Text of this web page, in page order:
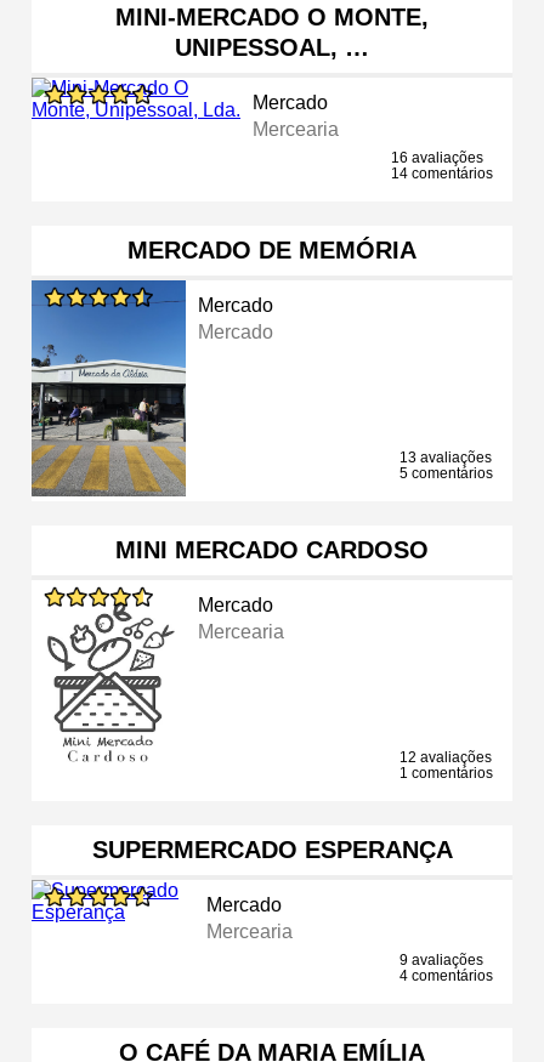
MINI-MERCADO O MONTE,
UNIPESSOAL, …
Mercado
Mercearia
16 avaliações
14 comentários
MERCADO DE MEMÓRIA
Mercado
Mercado
13 avaliações
5 comentários
MINI MERCADO CARDOSO
Mercado
Mercearia
12 avaliações
1 comentários
SUPERMERCADO ESPERANÇA
Mercado
Mercearia
9 avaliações
4 comentários
O CAFÉ DA MARIA EMÍLIA